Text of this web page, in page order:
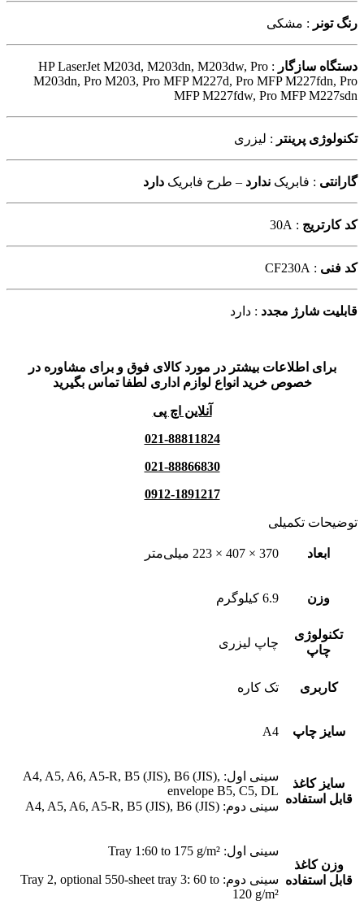
رنگ تونر : مشکی
دستگاه سازگار
: HP LaserJet M203d, M203dn, M203dw, Pro
M203dn, Pro M203, Pro MFP M227d, Pro MFP M227fdn, Pro
MFP M227fdw, Pro MFP M227sdn
تکنولوژی پرینتر : لیزری
گارانتی : فابریک ندارد – طرح فابریک دارد
کد کارتریج : 30A
کد فنی : CF230A
قابلیت شارژ مجدد : دارد
برای اطلاعات بیشتر در مورد کالای فوق و برای مشاوره در
خصوص خرید انواع لوازم اداری لطفا تماس بگیرید
آنلاین اچ پی
021-88811824
021-88866830
0912-1891217
توضیحات تکمیلی
ابعاد 370 × 407 × 223 میلی‌متر
وزن 6.9 کیلوگرم
تکنولوژی
چاپ
چاپ لیزری
کاربری تک کاره
سایز چاپ A4
سایز کاغذ
قابل استفاده
سینی اول: A4, A5, A6, A5-R, B5 (JIS), B6 (JIS),
envelope B5, C5, DL
سینی دوم: A4, A5, A6, A5-R, B5 (JIS), B6 (JIS)
وزن کاغذ
قابل استفاده
سینی اول: Tray 1:60 to 175 g/m²
سینی دوم: Tray 2, optional 550-sheet tray 3: 60 to
120 g/m²